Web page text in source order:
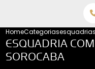
HomeCategorias
ESQUADRIA
SOROCABA